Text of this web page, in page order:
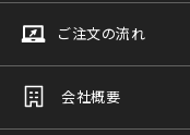
ご注文の流れ
会社概要